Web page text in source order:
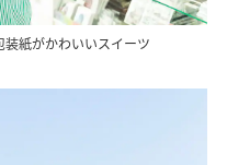
紙がかわいいスイーツ